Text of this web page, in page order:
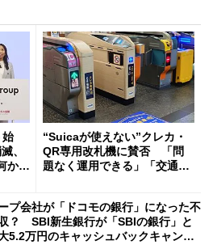
始
、
か解
“Suicaが使えない”クレカ・
QR専用改札機に賛否 「問
題なく運用できる」「交通系I
プ会社が「ドコモの銀行」になった不
？ SBI新生銀行が「SBIの銀行」と
5.2万円のキャッシュバックキャンペ